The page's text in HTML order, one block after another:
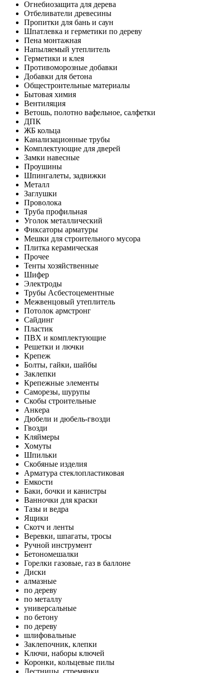
Огнебиозащита для дерева
Отбеливатели древесины
Пропитки для бань и саун
Шпатлевка и герметики по дереву
Пена монтажная
Напыляемый утеплитель
Герметики и клея
Противоморозные добавки
Добавки для бетона
Общестроительные материалы
Бытовая химия
Вентиляция
Ветошь, полотно вафельное, салфетки
ДПК
ЖБ кольца
Канализационные трубы
Комплектующие для дверей
Замки навесные
Проушины
Шпингалеты, задвижки
Металл
Заглушки
Проволока
Труба профильная
Уголок металлический
Фиксаторы арматуры
Мешки для строительного мусора
Плитка керамическая
Прочее
Тенты хозяйственные
Шифер
Электроды
Трубы Асбестоцементные
Межвенцовый утеплитель
Потолок армстронг
Сайдинг
Пластик
ПВХ и комплектующие
Решетки и лючки
Крепеж
Болты, гайки, шайбы
Заклепки
Крепежные элементы
Саморезы, шурупы
Скобы строительные
Анкера
Дюбели и дюбель-гвозди
Гвозди
Кляймеры
Хомуты
Шпильки
Скобяные изделия
Арматура стеклопластиковая
Емкости
Баки, бочки и канистры
Ванночки для краски
Тазы и ведра
Ящики
Скотч и ленты
Веревки, шпагаты, тросы
Ручной инструмент
Бетономешалки
Горелки газовые, газ в баллоне
Диски
алмазные
по дереву
по металлу
универсальные
по бетону
по дереву
шлифовальные
Заклепочник, клепки
Ключи, наборы ключей
Коронки, кольцевые пилы
Лестницы, стремянки